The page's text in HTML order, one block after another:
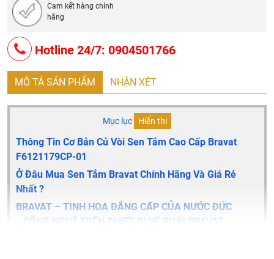
Cam kết hàng chính
hãng
Hotline 24/7: 0904501766
MÔ TẢ SẢN PHẨM NHẬN XÉT
Mục lục Hiển thị
Thông Tin Cơ Bản Củ Vòi Sen Tắm Cao Cấp Bravat
F6121179CP-01
Ở Đâu Mua Sen Tắm Bravat Chính Hãng Và Giá Rẻ
Nhất ?
BRAVAT – TINH HOA ĐẲNG CẤP CỦA NƯỚC ĐỨC
CÔNG NGHỆ TRÊN THIẾT BỊ VỆ SINH BRAVAT